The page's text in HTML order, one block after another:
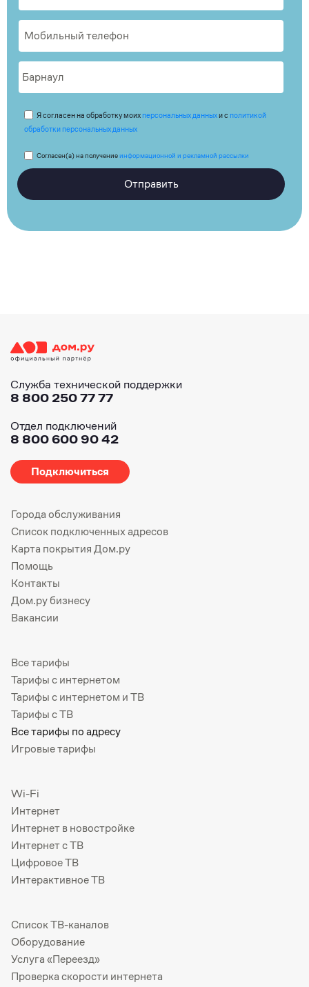
Я согласен на обработку моих персональных данныхи с политикой
обработки персональных данных
Согласен(а) на получениеинформационной и рекламной рассылки
Отправить
Служба технической поддержки
8 800 250 77 77
Отдел подключений
8 800 600 90 42
Подключиться
Города обслуживания
Список подключенных адресов
Карта покрытия Дом.ру
Помощь
Контакты
Дом.ру бизнесу
Вакансии
Все тарифы
Тарифы с интернетом
Тарифы с интернетом и ТВ
Тарифы с ТВ
Все тарифы по адресу
Игровые тарифы
Wi-Fi
Интернет
Интернет в новостройке
Интернет с ТВ
Цифровое ТВ
Интерактивное ТВ
Список ТВ-каналов
Оборудование
Услуга «Переезд»
Проверка скорости интернета